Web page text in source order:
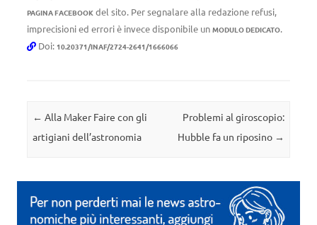
PAGINA FACEBOOK del sito. Per segnalare alla redazione refusi,
imprecisioni ed errori è invece disponibile un MODULO DEDICATO.
Doi: 10.20371/INAF/2724-2641/1666066
Navigazione articolo
← Alla Maker Faire con gli
artigiani dell’astronomia
Problemi al giroscopio:
Hubble fa un riposino →